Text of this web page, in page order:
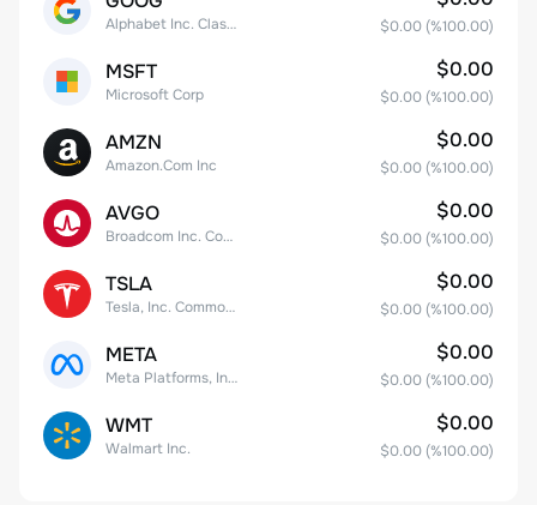
Alphabet Inc. Class C Capital Stock $0.00 (%100.00)
MSFT
Microsoft Corp
$0.00
$0.00 (%100.00)
AMZN
Amazon.Com Inc
$0.00
$0.00 (%100.00)
AVGO
Broadcom Inc. Common Stock
$0.00
$0.00 (%100.00)
TSLA
Tesla, Inc. Common Stock
$0.00
$0.00 (%100.00)
META
Meta Platforms, Inc. Class A Common Stock
$0.00
$0.00 (%100.00)
WMT
Walmart Inc.
$0.00
$0.00 (%100.00)